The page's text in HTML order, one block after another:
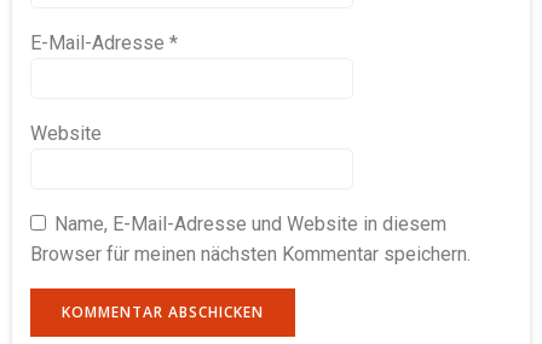
E-Mail-Adresse *
Website
Name, E-Mail-Adresse und Website in diesem
Browser für meinen nächsten Kommentar speichern.